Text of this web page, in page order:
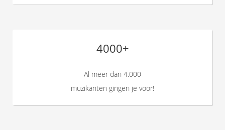
4000+
Al meer dan 4.000
muzikanten gingen je voor!